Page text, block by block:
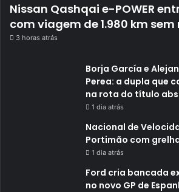
Nissan Qashqai e-POWER
com viagem de 1.980 km
3 horas atrás
Borja García e
Perea: a dupla que
na rota do título
1 dia atrás
Nacional de
Portimão com
1 dia atrás
Ford cria bancada
no novo GP de